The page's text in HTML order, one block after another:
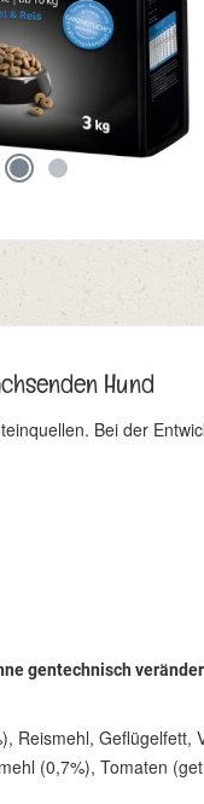
Hund
Bei der
gentechnisch
Reismehl,
(0,7%), Tomaten